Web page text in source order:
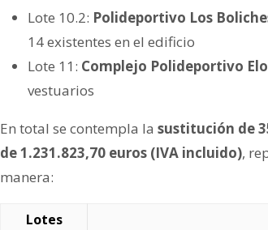
Lote 10.2: Polideportivo Los
14 existentes en el edificio
Lote 11: Complejo Polideportivo
vestuarios
En total se contempla la sustitución de
de 1.231.823,70 euros (IVA incluido),
manera:
Lotes